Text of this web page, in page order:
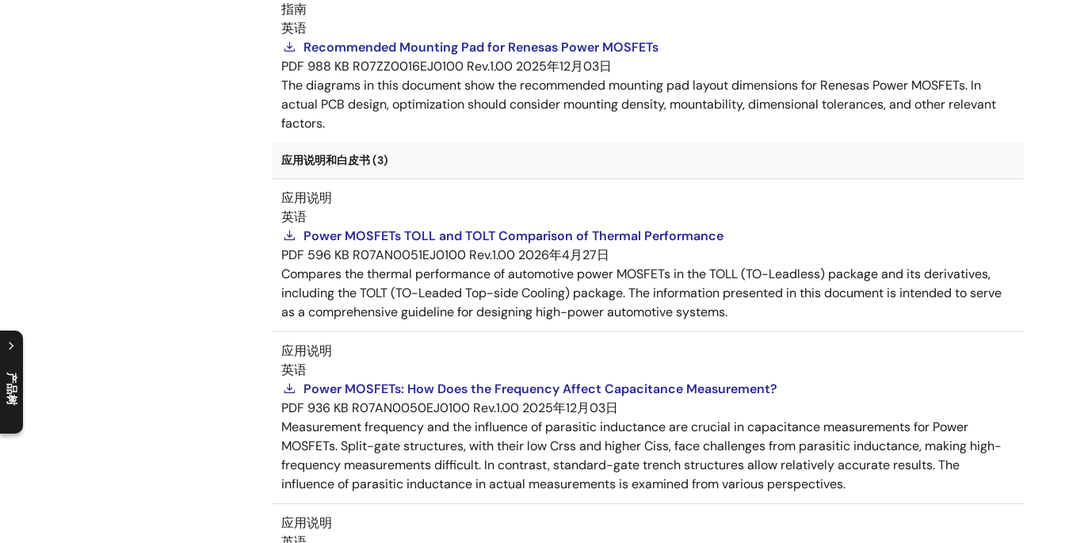
产品树
C
l
o
s
e
p
r
o
d
u
c
t
t
r
e
e
m
e
n
O
p
e
n
p
r
o
d
u
c
t
t
r
e
e
m
e
n
指南
英语
Recommended Mounting Pad for Renesas Power MOSFETs
PDF 988 KB R07ZZ0016EJ0100 Rev.1.00 2025年12月03日
The diagrams in this document show the recommended mounting pad layout dimensions for Renesas Power MOSFETs. In
actual PCB design, optimization should consider mounting density, mountability, dimensional tolerances, and other relevant
factors.
应用说明和白皮书 (3)
应用说明
英语
Power MOSFETs TOLL and TOLT Comparison of Thermal Performance
PDF 596 KB R07AN0051EJ0100 Rev.1.00 2026年4月27日
Compares the thermal performance of automotive power MOSFETs in the TOLL (TO-Leadless) package and its derivatives,
including the TOLT (TO-Leaded Top-side Cooling) package. The information presented in this document is intended to serve
as a comprehensive guideline for designing high-power automotive systems.
应用说明
英语
Power MOSFETs: How Does the Frequency Affect Capacitance Measurement?
PDF 936 KB R07AN0050EJ0100 Rev.1.00 2025年12月03日
Measurement frequency and the influence of parasitic inductance are crucial in capacitance measurements for Power
MOSFETs. Split-gate structures, with their low Crss and higher Ciss, face challenges from parasitic inductance, making high-
frequency measurements difficult. In contrast, standard-gate trench structures allow relatively accurate results. The
influence of parasitic inductance in actual measurements is examined from various perspectives.
应用说明